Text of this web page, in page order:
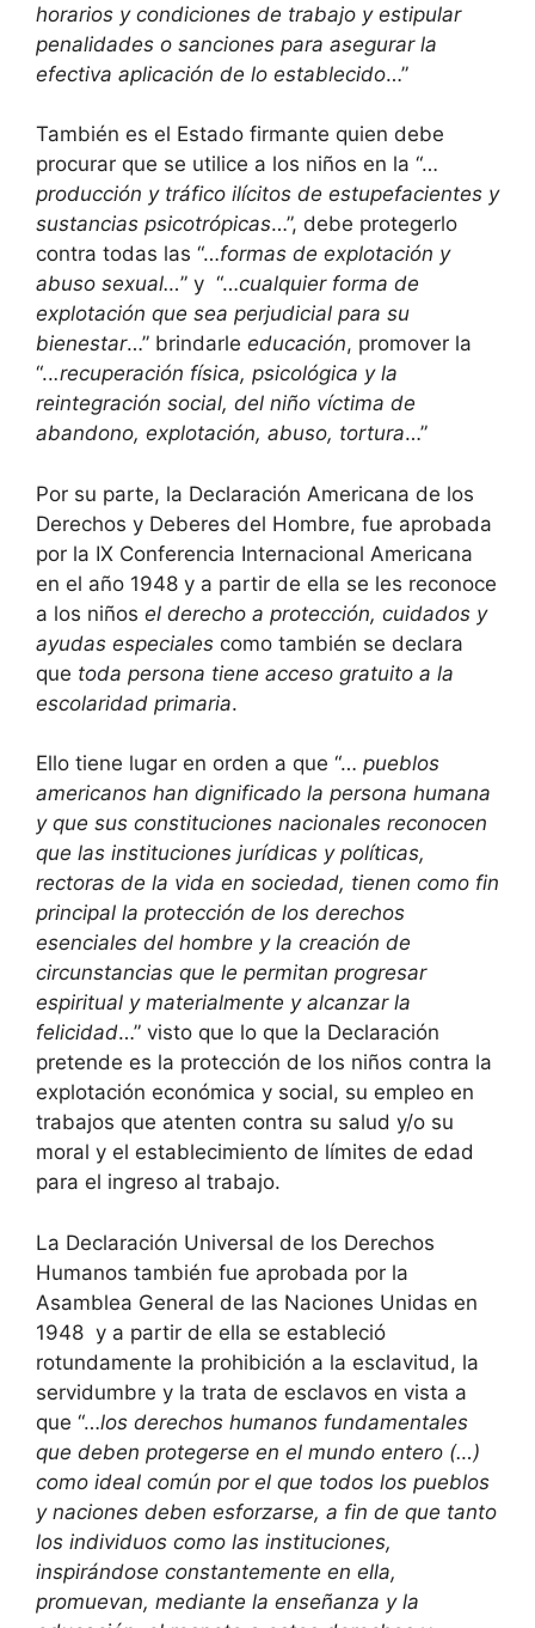
horarios y condiciones de trabajo y estipular
penalidades o sanciones para asegurar la
efectiva aplicación de lo establecido…”
También es el Estado firmante quien debe
procurar que se utilice a los niños en la “…
producción y tráfico ilícitos de estupefacientes y
sustancias psicotrópicas…”, debe protegerlo
contra todas las “…formas de explotación y
abuso sexual…” y “…cualquier forma de
explotación que sea perjudicial para su
bienestar…” brindarle educación, promover la
“...recuperación física, psicológica y la
reintegración social, del niño víctima de
abandono, explotación, abuso, tortura…”
Por su parte, la Declaración Americana de los
Derechos y Deberes del Hombre, fue aprobada
por la IX Conferencia Internacional Americana
en el año 1948 y a partir de ella se les reconoce
a los niños el derecho a protección, cuidados y
ayudas especiales como también se declara
que toda persona tiene acceso gratuito a la
escolaridad primaria.
Ello tiene lugar en orden a que “… pueblos
americanos han dignificado la persona humana
y que sus constituciones nacionales reconocen
que las instituciones jurídicas y políticas,
rectoras de la vida en sociedad, tienen como fin
principal la protección de los derechos
esenciales del hombre y la creación de
circunstancias que le permitan progresar
espiritual y materialmente y alcanzar la
felicidad…” visto que lo que la Declaración
pretende es la protección de los niños contra la
explotación económica y social, su empleo en
trabajos que atenten contra su salud y/o su
moral y el establecimiento de límites de edad
para el ingreso al trabajo.
La Declaración Universal de los Derechos
Humanos también fue aprobada por la
Asamblea General de las Naciones Unidas en
1948 y a partir de ella se estableció
rotundamente la prohibición a la esclavitud, la
servidumbre y la trata de esclavos en vista a
que “…los derechos humanos fundamentales
que deben protegerse en el mundo entero (…)
como ideal común por el que todos los pueblos
y naciones deben esforzarse, a fin de que tanto
los individuos como las instituciones,
inspirándose constantemente en ella,
promuevan, mediante la enseñanza y la